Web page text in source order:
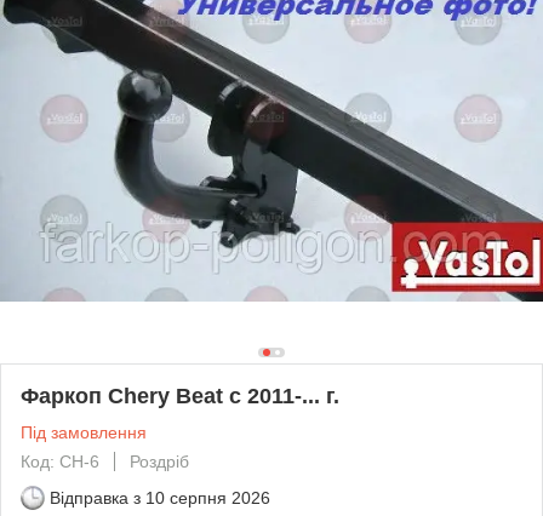
Фаркоп Chery Beat c 2011-... г.
Під замовлення
Код: CH-6
Роздріб
Відправка з 10 серпня 2026